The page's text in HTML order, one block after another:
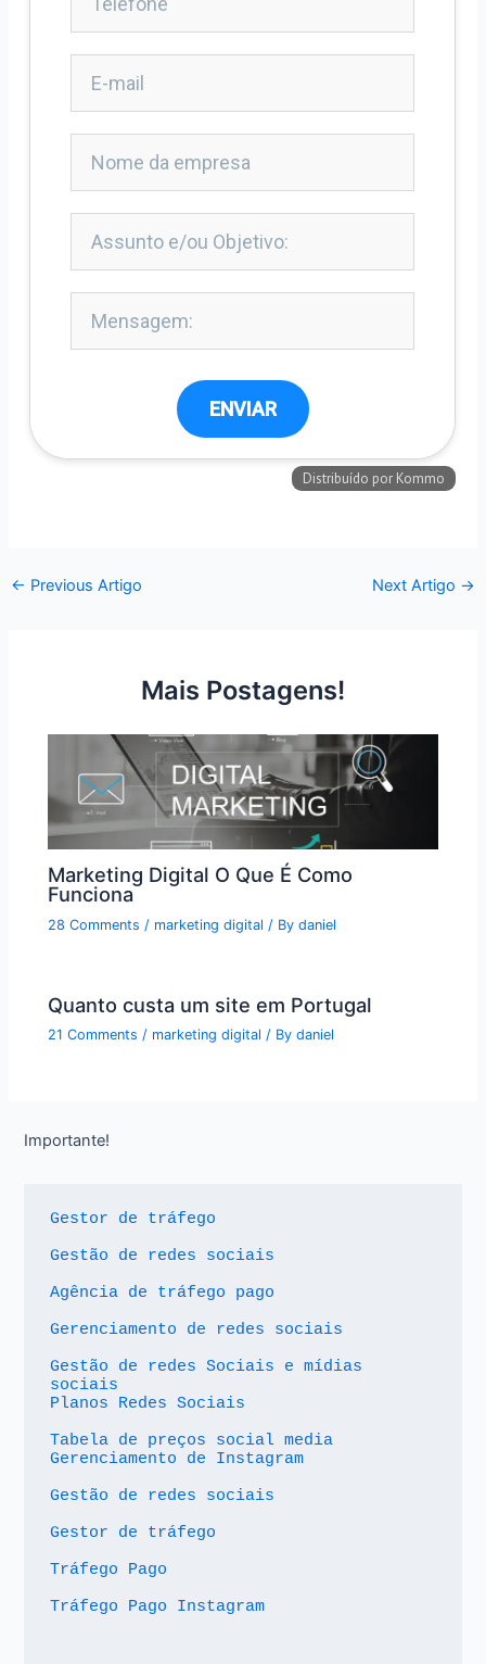
← Previous Artigo Next Artigo →
Mais Postagens!
Marketing Digital O Que É Como
Funciona
28 Comments / marketing digital / Bydaniel
Quanto custa um site em Portugal
21 Comments / marketing digital / Bydaniel
Importante!
Gestor de tráfego
Gestão de redes sociais
Agência de tráfego pago
Gerenciamento de redes sociais
Gestão de redes Sociais e mídias
sociais
Planos Redes Sociais
Tabela de preços social media
Gerenciamento de Instagram
Gestão de redes sociais
Gestor de tráfego
Tráfego Pago
Tráfego Pago Instagram